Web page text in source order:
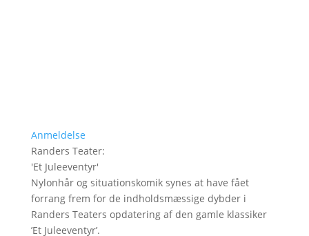
Anmeldelse
Randers Teater:
'Et Juleeventyr'
Nylonhår og situationskomik synes at have fået
forrang frem for de indholdsmæssige dybder i
Randers Teaters opdatering af den gamle klassiker
’Et Juleeventyr’.